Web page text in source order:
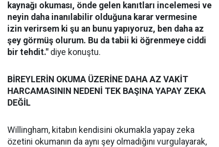
kaynağı okuması, önde gelen kanıtları incelemesi ve
neyin daha inanılabilir olduğuna karar vermesine
izin verirsem ki şu an bunu yapıyoruz, ben daha az
şey görmüş olurum. Bu da tabii ki öğrenmeye ciddi
bir tehdit." diye konuştu.
BİREYLERİN OKUMA ÜZERİNE DAHA AZ VAKİT
HARCAMASININ NEDENİ TEK BAŞINA YAPAY ZEKA
DEĞİL
Willingham, kitabın kendisini okumakla yapay zeka
özetini okumanın da aynı şey olmadığını vurgulayarak,